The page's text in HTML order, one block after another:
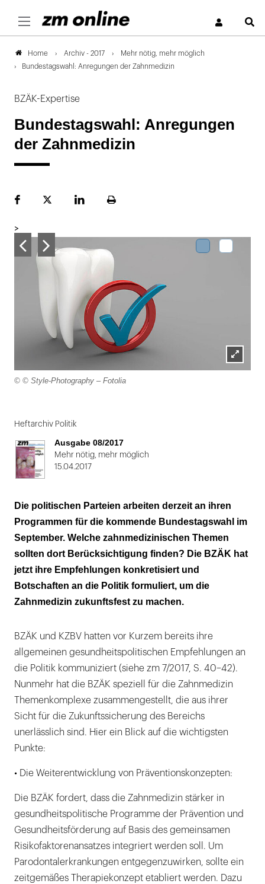
Home Archiv - 2017
Mehr nötig, mehr möglich
Bundestagswahl: Anregungen der Zahnmedizin
BZÄK-Expertise
Bundestagswahl: Anregungen
der Zahnmedizin
FacebookPlattformLinekdInSeite
>
Lightbox
© © Style-Photography – Fotolia
1
von
2
Heftarchiv Politik
Ausgabe 08/2017
Mehr nötig, mehr möglich
15.04.2017
Die politischen Parteien arbeiten derzeit an ihren
Programmen für die kommende Bundestagswahl im
September. Welche zahnmedizinischen Themen
sollten dort Berücksichtigung finden? Die BZÄK hat
jetzt ihre Empfehlungen konkretisiert und
Botschaften an die Politik formuliert, um die
Zahnmedizin zukunftsfest zu machen.
BZÄK und KZBV hatten vor Kurzem bereits ihre
allgemeinen gesundheitspolitischen Empfehlungen an
die Politik kommuniziert (siehe zm 7/2017, S. 40–42).
Nunmehr hat die BZÄK speziell für die Zahnmedizin
Themenkomplexe zusammengestellt, die aus ihrer
Sicht für die Zukunftssicherung des Bereichs
unerlässlich sind. Hier ein Blick auf die wichtigsten
Punkte:
• Die Weiterentwicklung von Präventionskonzepten:
Die BZÄK fordert, dass die Zahnmedizin stärker in
gesundheitspolitische Programme der Prävention und
Gesundheitsförderung auf Basis des gemeinsamen
Risikofaktorenansatzes integriert werden soll. Um
Parodontalerkrankungen entgegenzuwirken, sollte ein
zeitgemäßes Therapiekonzept etabliert werden. Dazu